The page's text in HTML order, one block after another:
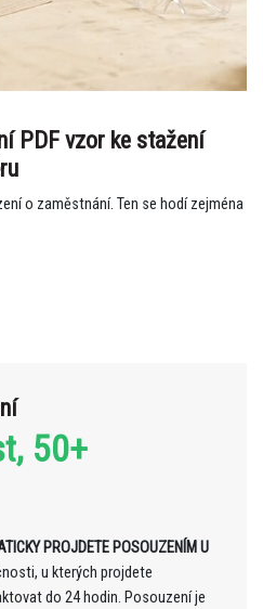
PDF vzor ke stažení
o zaměstnání. Ten se hodí zejména
50+
PROJDETE POSOUZENÍM U
u kterých projdete
do 24 hodin. Posouzení je